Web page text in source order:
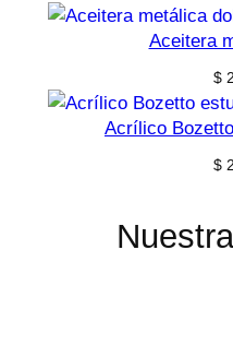
Aceitera
$
Acrílico
$